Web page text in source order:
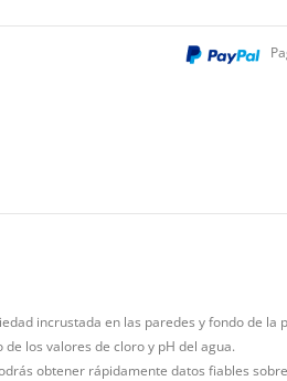
incrustada en las paredes y fondo de la
los valores de cloro y pH del agua.
obtener rápidamente datos fiables